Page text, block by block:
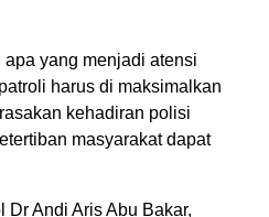
yang menjadi atensi
harus di maksimalkan
kehadiran polisi
masyarakat dapat
Dr Andi Aris Abu Bakar,